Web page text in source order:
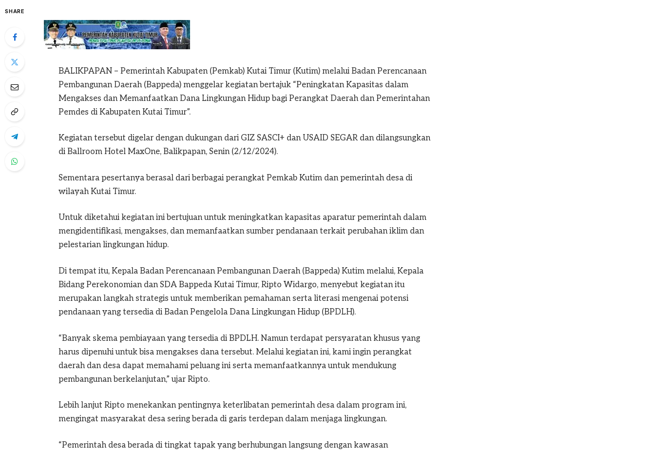
SHARE
BALIKPAPAN – Pemerintah Kabupaten (Pemkab) Kutai Timur (Kutim) melalui Badan Perencanaan
Pembangunan Daerah (Bappeda) menggelar kegiatan bertajuk “Peningkatan Kapasitas dalam
Mengakses dan Memanfaatkan Dana Lingkungan Hidup bagi Perangkat Daerah dan Pemerintahan
Pemdes di Kabupaten Kutai Timur”.
Kegiatan tersebut digelar dengan dukungan dari GIZ SASCI+ dan USAID SEGAR dan dilangsungkan
di Ballroom Hotel MaxOne, Balikpapan, Senin (2/12/2024).
Sementara pesertanya berasal dari berbagai perangkat Pemkab Kutim dan pemerintah desa di
wilayah Kutai Timur.
Untuk diketahui kegiatan ini bertujuan untuk meningkatkan kapasitas aparatur pemerintah dalam
mengidentifikasi, mengakses, dan memanfaatkan sumber pendanaan terkait perubahan iklim dan
pelestarian lingkungan hidup.
Di tempat itu, Kepala Badan Perencanaan Pembangunan Daerah (Bappeda) Kutim melalui, Kepala
Bidang Perekonomian dan SDA Bappeda Kutai Timur, Ripto Widargo, menyebut kegiatan itu
merupakan langkah strategis untuk memberikan pemahaman serta literasi mengenai potensi
pendanaan yang tersedia di Badan Pengelola Dana Lingkungan Hidup (BPDLH).
“Banyak skema pembiayaan yang tersedia di BPDLH. Namun terdapat persyaratan khusus yang
harus dipenuhi untuk bisa mengakses dana tersebut. Melalui kegiatan ini, kami ingin perangkat
daerah dan desa dapat memahami peluang ini serta memanfaatkannya untuk mendukung
pembangunan berkelanjutan,” ujar Ripto.
Lebih lanjut Ripto menekankan pentingnya keterlibatan pemerintah desa dalam program ini,
mengingat masyarakat desa sering berada di garis terdepan dalam menjaga lingkungan.
“Pemerintah desa berada di tingkat tapak yang berhubungan langsung dengan kawasan